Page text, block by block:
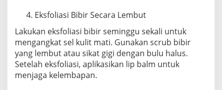
Eksfoliasi Bibir Secara Lembut
Lakukan eksfoliasi bibir seminggu sekali untuk
mengangkat sel kulit mati. Gunakan scrub bibir
yang lembut atau sikat gigi dengan bulu halus.
Setelah eksfoliasi, aplikasikan lip balm untuk
menjaga kelembapan.